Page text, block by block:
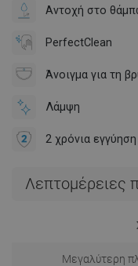
Αντοχή στο
PerfectClean
Άνοιγμα για τη
Λάμψη
2 χρόνια εγγύηση
Λεπτομέρειες
Μεγαλύτερη